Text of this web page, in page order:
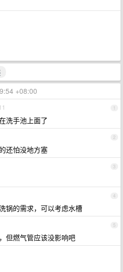
+08:00
1
洗手池上面了
2
还怕没地方塞
3
4
锅的需求，可以考虑水槽
5
但燃气管应该没影响吧